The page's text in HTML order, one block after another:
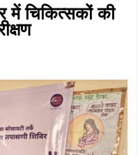
में चिकित्सकों की